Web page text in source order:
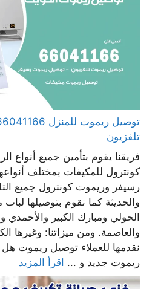
تلفزيون
فريقنا يقوم بتأمين جميع أنواع
كونترول للمكيفات بمختلف
رسيفر وريموت كونترول جميع
والحديثة كما نقوم بتوصيلها
الحولي ومبارك الكبير والأحمدي
والعاصمة. ومن ميزاتنا: وغيرها
نقدمها للعملاء توصيل ريموت
ريموت جديد و ... اقرأ المزيد